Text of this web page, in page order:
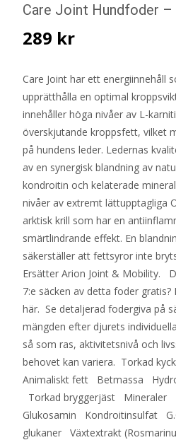
Care Joint Hundfoder –
289 kr
Care Joint har ett energiinnehåll
upprätthålla en optimal
innehåller höga nivåer av L-
överskjutande kroppsfett, vilket
på hundens leder. Ledernas
av en synergisk blandning av
kondroitin och kelaterade
nivåer av extremt lättupptagliga
arktisk krill som har en
smärtlindrande effekt. En
säkerställer att fettsyror inte
Ersätter Arion Joint & Mobility.
7:e säcken av detta foder
här. Se detaljerad fodergiva på
mängden efter djurets
så som ras, aktivitetsnivå och
behovet kan variera. Torkad
Animaliskt fett Betmassa
Torkad bryggerjäst Mineraler
Glukosamin Kondroitinsulfat
glukaner Växtextrakt